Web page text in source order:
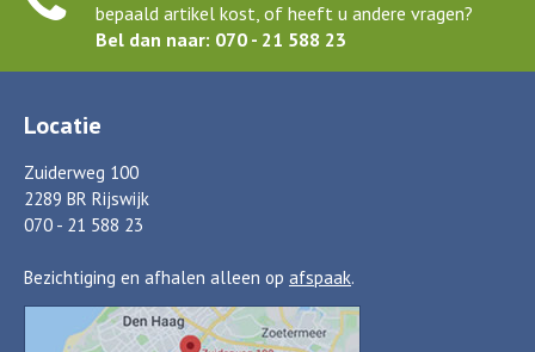
bepaald artikel kost, of heeft u andere vragen?
Bel dan naar: 070 - 21 588 23
Locatie
Zuiderweg 100
2289 BR Rijswijk
070 - 21 588 23
Bezichtiging en afhalen alleen op afspaak.